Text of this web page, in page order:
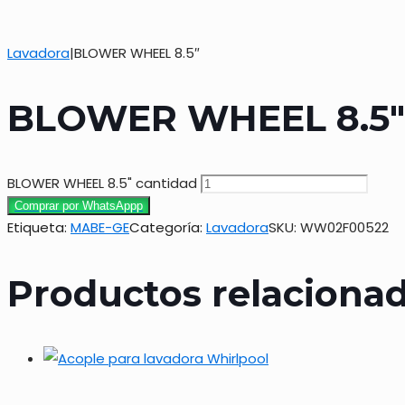
Lavadora|BLOWER WHEEL 8.5″
BLOWER WHEEL 8.5″
BLOWER WHEEL 8.5" cantidad
Comprar por WhatsAppp
Etiqueta: MABE-GECategoría: LavadoraSKU: WW02F00522
Productos